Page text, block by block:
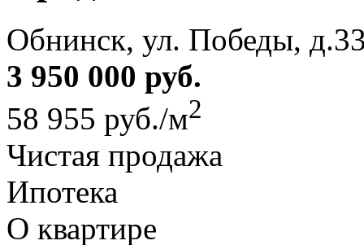
Обнинск, ул. Победы,
3 950 000 руб.
58 955 руб./м2
Чистая продажа
Ипотека
О квартире